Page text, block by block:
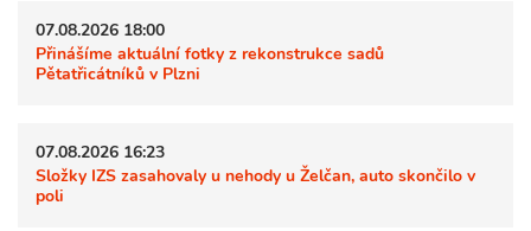
07.08.2026 18:00
Přinášíme aktuální fotky z rekonstrukce sadů
Pětatřicátníků v Plzni
07.08.2026 16:23
Složky IZS zasahovaly u nehody u Želčan, auto skončilo v
poli